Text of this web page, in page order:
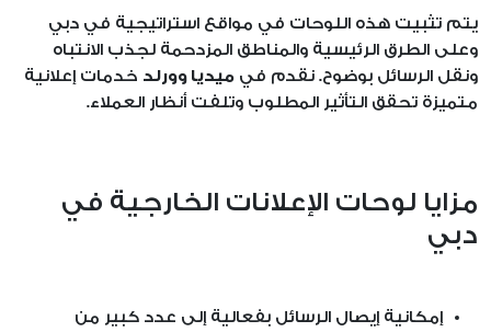
يتم تثبيت هذه اللوحات في مواقع استراتيجية في دبي
وعلى الطرق الرئيسية والمناطق المزدحمة لجذب الانتباه
ونقل الرسائل بوضوح. نقدم في ميديا وورلد خدمات إعلانية
متميزة تحقق التأثير المطلوب وتلفت أنظار العملاء.
مزايا لوحات الإعلانات الخارجية في
دبي
إمكانية إيصال الرسائل بفعالية إلى عدد كبير من